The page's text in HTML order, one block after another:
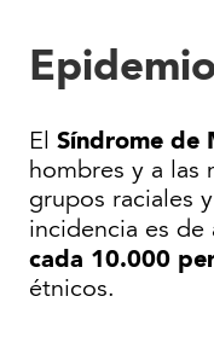
El Síndrome de
hombres y a las
grupos raciales
incidencia es
cada 10.000
étnicos.